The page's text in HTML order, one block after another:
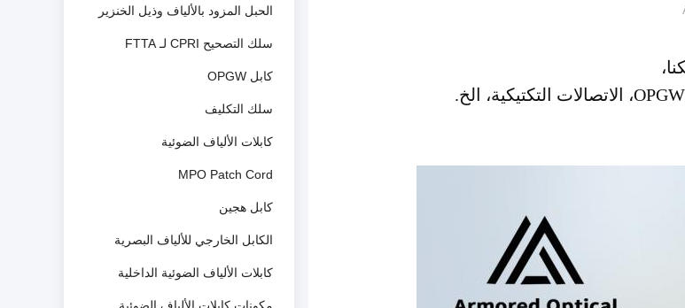
الحبل المزود بالألياف وذيل الخنزير
سلك التصحيح CPRI لـ FTTA
كابل OPGW
سلك التكليف
كابلات الألياف الضوئية
MPO Patch Cord
كابل هجين
الكابل الخارجي للألياف البصرية
كابلات الألياف الضوئية الداخلية